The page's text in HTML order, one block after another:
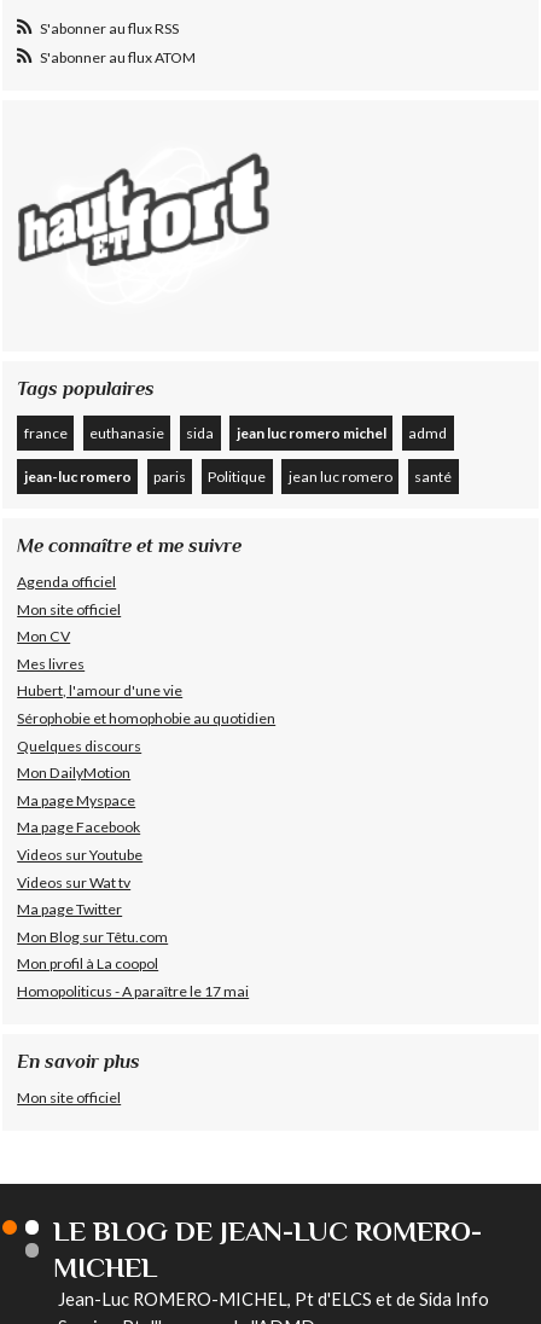
S'abonner au flux RSS
S'abonner au flux ATOM
Tags populaires
france euthanasie sida jean luc romero michel admd
jean-luc romero paris Politique jean luc romero santé
Me connaître et me suivre
Agenda officiel
Mon site officiel
Mon CV
Mes livres
Hubert, l'amour d'une vie
Sérophobie et homophobie au quotidien
Quelques discours
Mon DailyMotion
Ma page Myspace
Ma page Facebook
Videos sur Youtube
Videos sur Wat tv
Ma page Twitter
Mon Blog sur Têtu.com
Mon profil à La coopol
Homopoliticus - A paraître le 17 mai
En savoir plus
Mon site officiel
LE BLOG DE JEAN-LUC ROMERO-
MICHEL
Jean-Luc ROMERO-MICHEL, Pt d'ELCS et de Sida Info